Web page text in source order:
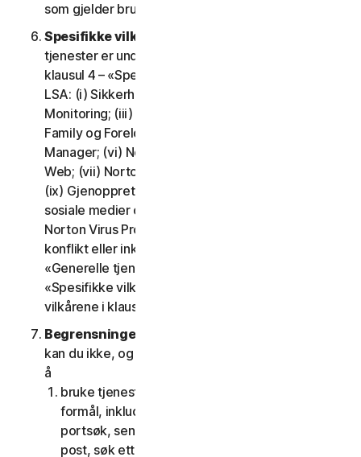
som gjelder bruken av slik programvare.
Spesifikke vilkår for visse tjenester.
tjenester er underlagt ytterligere vilkår angitt i
klausul 4 – «Spesifikke vilkår for visse tjenester» i
LSA: (i) Sikkerhetskopiering i skyen; (ii) Dark Web
Monitoring; (iii) Norton kredittportal; (iv) Norton
Family og Foreldrestyring; (v) Norton Password
Manager; (vi) Norton Safe Search og Norton Safe
Web; (vii) Norton Small Business; (viii) Norton VPN;
(ix) Gjenopprettingsstøtte; (x) Overvåkning av
sosiale medier og (xi) Teknisk støtte (inkludert
Norton Virus Protection Promise). Hvis det er en
konflikt eller inkonsekvens mellom klausul 2 –
«Generelle tjenestevilkår» og klausul 4 –
«Spesifikke vilkår for visse tjenester», skal
vilkårene i klausul 4 gjelde.
Begrensninger.
kan du ikke, og du kan heller ikke tillate noen andre,
å
bruke tjenestene til ulovlige eller bedragerske
formål, inkludert, men ikke begrenset til
portsøk, sende spam, sende påmeldings-e-
post, søk etter åpne releer eller åpne proxyer,